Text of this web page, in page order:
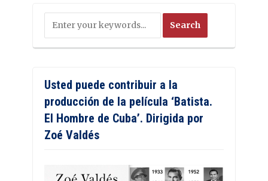
Usted puede contribuir a la
producción de la película ‘Batista.
El Hombre de Cuba’. Dirigida por
Zoé Valdés